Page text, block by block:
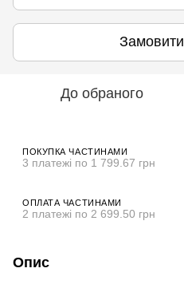
До обраного
ПОКУПКА ЧАСТИНАМИ
3 платежі по 1 799.67 грн
ОПЛАТА ЧАСТИНАМИ
2 платежі по 2 699.50 грн
Опис